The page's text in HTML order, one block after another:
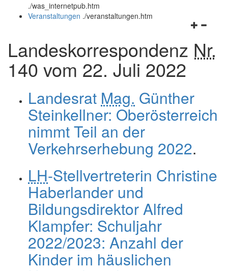
und
schließen
./was_internetpub.htm
und
schließen
Veranstaltungen ./veranstaltungen.htm
Landeskorrespondenz Nr.
140 vom 22. Juli 2022
Landesrat Mag. Günther
Steinkellner: Oberösterreich
nimmt Teil an der
Verkehrserhebung 2022.
LH-Stellvertreterin Christine
Haberlander und
Bildungsdirektor Alfred
Klampfer: Schuljahr
2022/2023: Anzahl der
Kinder im häuslichen